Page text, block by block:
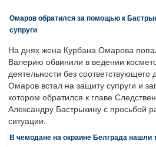
Омаров обратился за помощью к
супруги
На днях жена Курбана Омарова
Валерию обвинили в ведении
деятельности без соответствующего
Омаров встал на защиту супруги и
котором обратился к главе
Александру Бастрыкину с просьбой
ситуации.
В чемодане на окраине Белграда нашли